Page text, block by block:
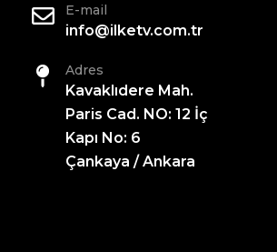
E-mail
info@ilketv.com.tr
Adres
Kavaklıdere Mah.
Paris Cad. NO: 12 İç
Kapı No: 6
Çankaya / Ankara